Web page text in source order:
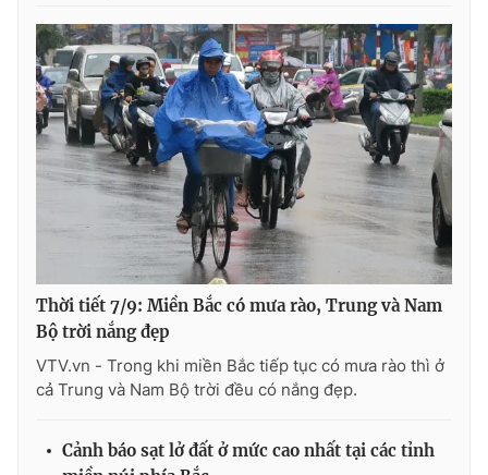
Thời tiết 7/9: Miền Bắc có mưa rào, Trung và Nam
Bộ trời nắng đẹp
VTV.vn - Trong khi miền Bắc tiếp tục có mưa rào thì ở
cả Trung và Nam Bộ trời đều có nắng đẹp.
Cảnh báo sạt lở đất ở mức cao nhất tại các tỉnh